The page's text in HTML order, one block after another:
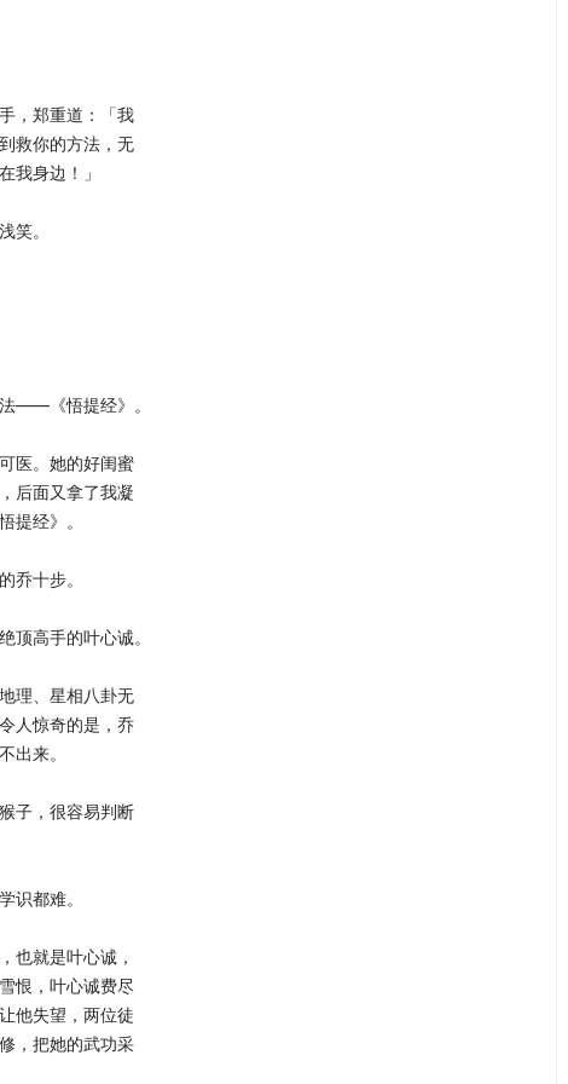
，郑重道：「我
救你的方法，无
我身边！」
笑。
——《悟提经》。
医。她的好闺蜜
后面又拿了我凝
提经》。
十步。
高手的叶心诚。
理、星相八卦无
人惊奇的是，乔
出来。
子，很容易判断
都难。
就是叶心诚，
恨，叶心诚费尽
他失望，两位徒
，把她的武功采